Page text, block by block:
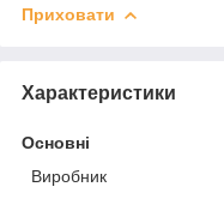
Приховати
Характеристики
Основні
Виробник